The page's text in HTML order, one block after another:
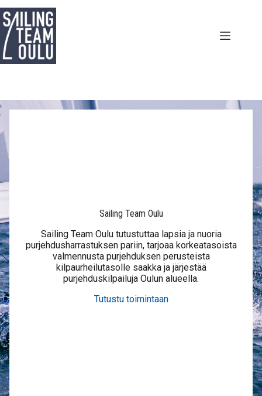
to
content
Sailing Team Oulu
Sailing Team Oulu tutustuttaa lapsia ja nuoria
purjehdusharrastuksen pariin, tarjoaa korkeatasoista
valmennusta purjehduksen perusteista
kilpaurheilutasolle saakka ja järjestää
purjehduskilpailuja Oulun alueella.
Tutustu toimintaan